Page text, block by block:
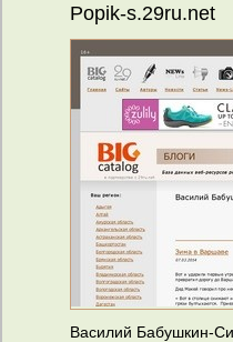
Popik-s.29ru.net
Василий Бабушкин-